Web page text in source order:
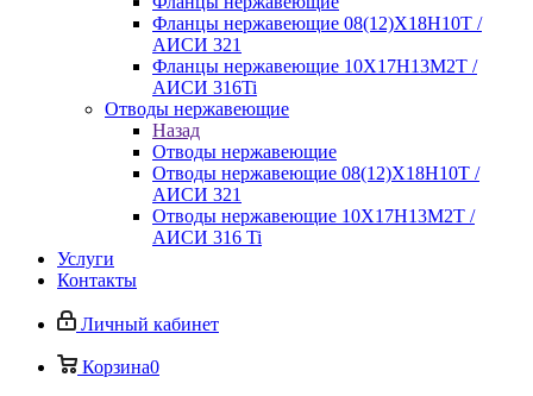
Фланцы нержавеющие 08(12)Х18Н10Т /
АИСИ 321
Фланцы нержавеющие 10Х17Н13М2Т /
АИСИ 316Ti
Отводы нержавеющие
Назад
Отводы нержавеющие
Отводы нержавеющие 08(12)Х18Н10Т /
АИСИ 321
Отводы нержавеющие 10Х17Н13М2Т /
АИСИ 316 Ti
Услуги
Контакты
Личный кабинет
Корзина0